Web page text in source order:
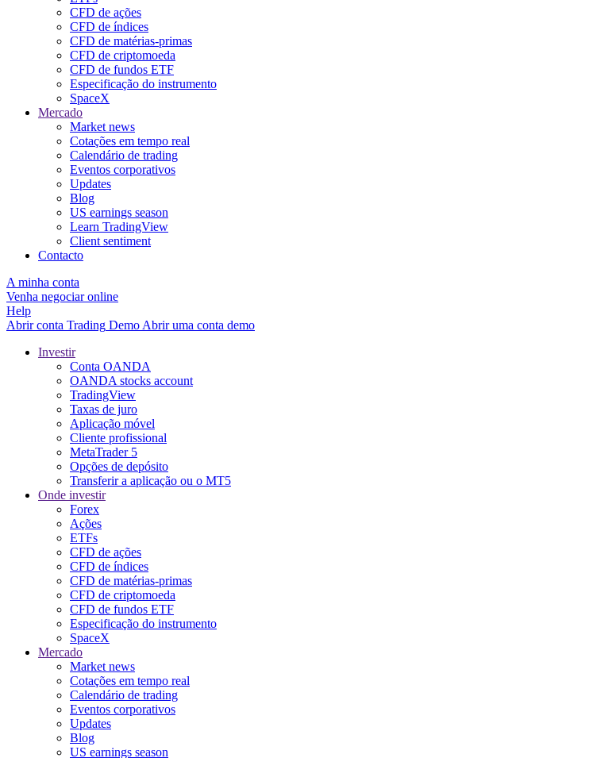
CFD de ações
CFD de índices
CFD de matérias-primas
CFD de criptomoeda
CFD de fundos ETF
Especificação do instrumento
SpaceX
Mercado
Market news
Cotações em tempo real
Calendário de trading
Eventos corporativos
Updates
Blog
US earnings season
Learn TradingView
Client sentiment
Contacto
A minha conta
Venha negociar online
Help
Abrir conta Trading Demo Abrir uma conta demo
Investir
Conta OANDA
OANDA stocks account
TradingView
Taxas de juro
Aplicação móvel
Cliente profissional
MetaTrader 5
Opções de depósito
Transferir a aplicação ou o MT5
Onde investir
Forex
Ações
ETFs
CFD de ações
CFD de índices
CFD de matérias-primas
CFD de criptomoeda
CFD de fundos ETF
Especificação do instrumento
SpaceX
Mercado
Market news
Cotações em tempo real
Calendário de trading
Eventos corporativos
Updates
Blog
US earnings season